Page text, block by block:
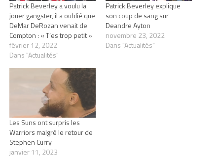
Patrick Beverley a voulu la
jouer gangster, il a oublié que
DeMar DeRozan venait de
Compton : « T’es trop petit »
février 12, 2022
Dans "Actualités"
Patrick Beverley explique
son coup de sang sur
Deandre Ayton
novembre 23, 2022
Dans "Actualités"
Les Suns ont surpris les
Warriors malgré le retour de
Stephen Curry
janvier 11, 2023